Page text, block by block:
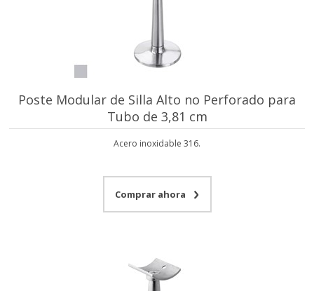
Poste Modular de Silla Alto no Perforado para
Tubo de 3,81 cm
Acero inoxidable 316.
Comprar ahora